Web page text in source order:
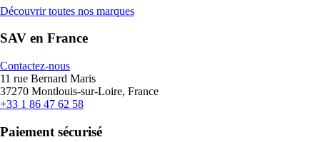
Découvrir toutes nos marques
SAV en France
Contactez-nous
11 rue Bernard Maris
37270 Montlouis-sur-Loire, France
+33 1 86 47 62 58
Paiement sécurisé